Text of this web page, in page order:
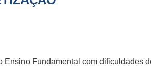
Fundamental com dificuldades